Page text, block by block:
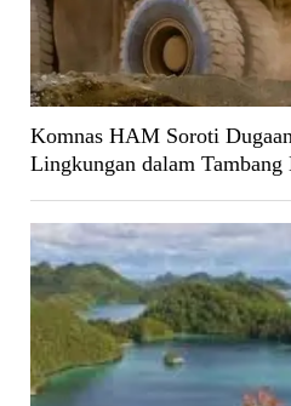
Komnas HAM Soroti
Lingkungan dalam